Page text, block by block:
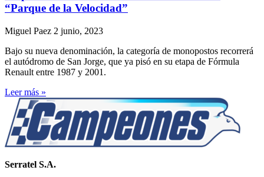
“Parque de la Velocidad”
Miguel Paez 2 junio, 2023
Bajo su nueva denominación, la categoría de monopostos recorrerá
el autódromo de San Jorge, que ya pisó en su etapa de Fórmula
Renault entre 1987 y 2001.
Leer más »
Serratel S.A.